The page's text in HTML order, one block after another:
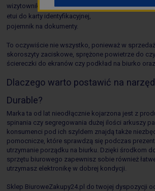
wizytownik Durable,
etui do karty identyfikacyjnej,
pojemnik na dokumenty.
To oczywiście nie wszystko, ponieważ w
skoroszyty zaciskowe, sprężone powietrze do
ściereczki do ekranów czy podkład na biurko
Dlaczego warto postawić na
Durable?
Marka ta od lat nieodłącznie kojarzona jest z
spinania czy segregowania dużej ilości arkuszy
konsumenci pod ich szyldem znajdą także
pomocnicze, które sprawdzą się podczas
utrzymanie porządku na biurku. Dzięki środkom
sprzętu biurowego zapewnisz sobie również
utrzymasz elektronikę w dobrej kondycji.
Sklep BiuroweZakupy24.pl do twojej dyspozycji